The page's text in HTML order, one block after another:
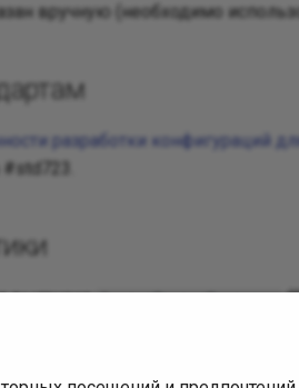
вручную (необходимо
разработки конфигураций
выгрузка СоставПравилПроверки